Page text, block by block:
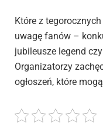
Które z
uwagę fanów –
jubileusze legend
Organizatorzy
ogłoszeń, które